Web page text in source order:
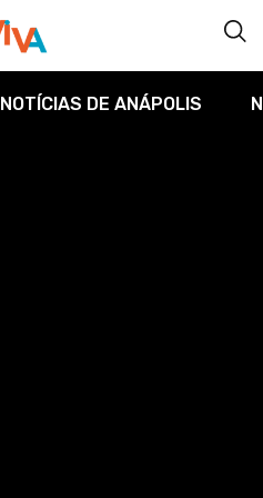
NOTÍCIAS DE ANÁPOLIS